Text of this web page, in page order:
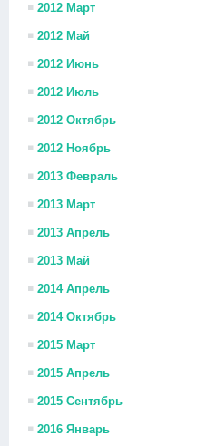
2012 Март
2012 Май
2012 Июнь
2012 Июль
2012 Октябрь
2012 Ноябрь
2013 Февраль
2013 Март
2013 Апрель
2013 Май
2014 Апрель
2014 Октябрь
2015 Март
2015 Апрель
2015 Сентябрь
2016 Январь